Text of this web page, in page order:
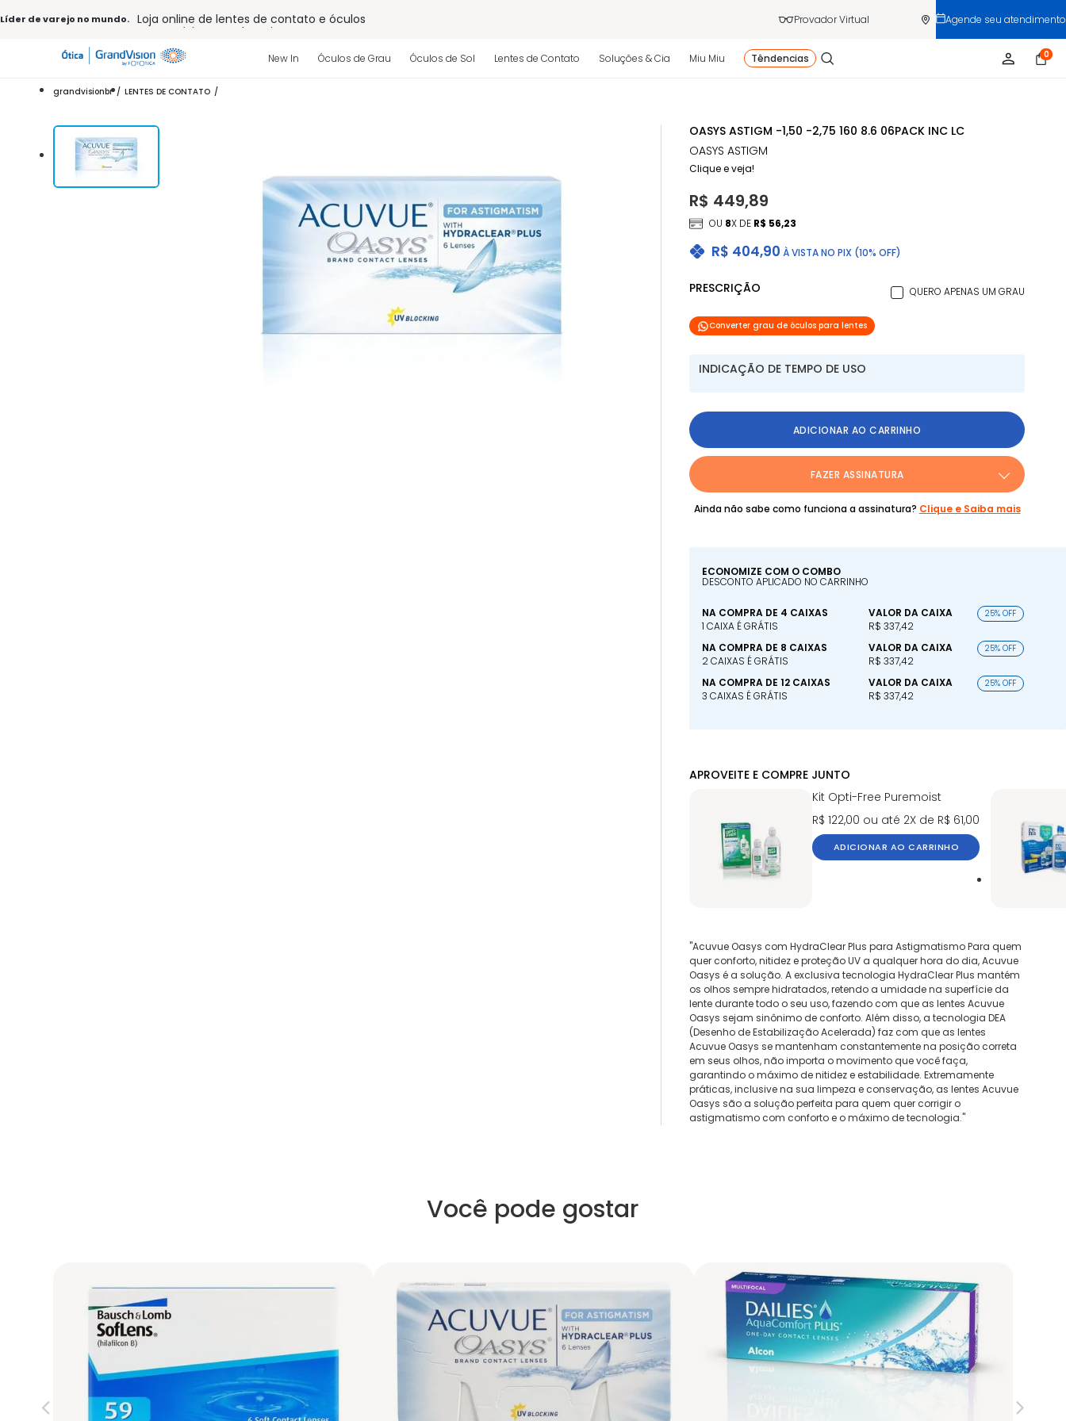
Líder de varejo no mundo.
Loja online de lentes de contato e óculos
Frete grátis em todo o site
10% off pagamento
Entrega para todo Brasil
15% Off na primeira compra (Consulte regulamento)
32% off no combo - cons. reg.
Provador Virtual Agende seu atendimento
New In Óculos de Grau Óculos de Sol Lentes de Contato Soluções & Cia Miu Miu Têndencias 0
grandvisionbr LENTES DE CONTATO
OASYS ASTIGM -1,50 -2,75 160 8.6 06PACK INC LC
OASYS ASTIGM
Clique e veja!
R$ 404,90 À VISTA NO PIX (10% OFF)
R$ 449,89
OU 8X DE R$ 56,23
PRESCRIÇÃO QUERO APENAS UM GRAU
Converter grau de óculos para lentes
INDICAÇÃO DE TEMPO DE USO
ADICIONAR AO CARRINHO
FAZER ASSINATURA
Ainda não sabe como funciona a assinatura? Clique e Saiba mais
ECONOMIZE COM O COMBO
DESCONTO APLICADO NO CARRINHO
NA COMPRA DE 4 CAIXAS
1 CAIXA É GRÁTIS
VALOR DA CAIXA
R$ 337,42
25% OFF
NA COMPRA DE 8 CAIXAS
2 CAIXAS É GRÁTIS
VALOR DA CAIXA
R$ 337,42
25% OFF
NA COMPRA DE 12 CAIXAS
3 CAIXAS É GRÁTIS
VALOR DA CAIXA
R$ 337,42
25% OFF
APROVEITE E COMPRE JUNTO
Kit Opti-Free Puremoist
R$ 122,00 ou até 2X de R$ 61,00
ADICIONAR AO CARRINHO
"Acuvue Oasys com HydraClear Plus para Astigmatismo Para quem
quer conforto, nitidez e proteção UV a qualquer hora do dia, Acuvue
Oasys é a solução. A exclusiva tecnologia HydraClear Plus mantém
os olhos sempre hidratados, retendo a umidade na superfície da
lente durante todo o seu uso, fazendo com que as lentes Acuvue
Oasys sejam sinônimo de conforto. Além disso, a tecnologia DEA
(Desenho de Estabilização Acelerada) faz com que as lentes
Acuvue Oasys se mantenham constantemente na posição correta
em seus olhos, não importa o movimento que você faça,
garantindo o máximo de nitidez e estabilidade. Extremamente
práticas, inclusive na sua limpeza e conservação, as lentes Acuvue
Oasys são a solução perfeita para quem quer corrigir o
astigmatismo com conforto e o máximo de tecnologia."
Você pode gostar